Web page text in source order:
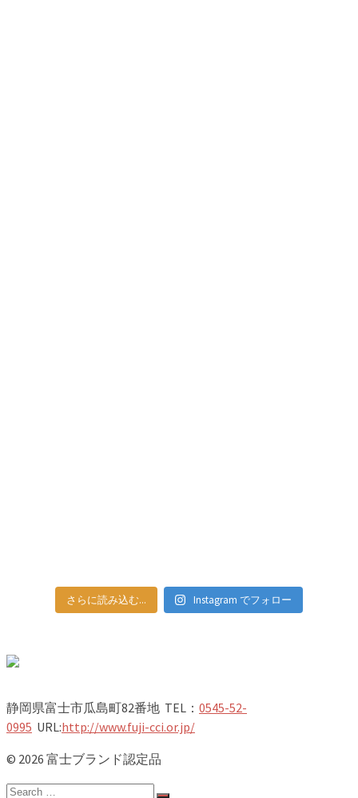
さらに読み込む... Instagram でフォロー
静岡県富士市瓜島町82番地 TEL： 0545-52-
0995 URL:http://www.fuji-cci.or.jp/
© 2026 富士ブランド認定品
Search